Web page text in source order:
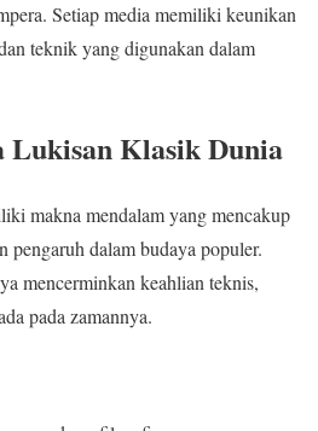
Setiap media memiliki keunikan
teknik yang digunakan dalam
Klasik Dunia
makna mendalam yang mencakup
pengaruh dalam budaya populer.
mencerminkan keahlian teknis,
pada zamannya.